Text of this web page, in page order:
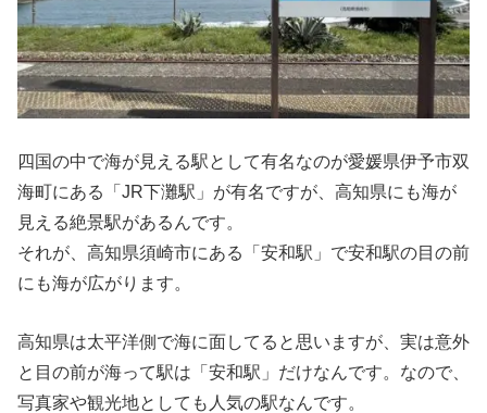
四国の中で海が見える駅として有名なのが愛媛県伊予市双
海町にある「JR下灘駅」が有名ですが、高知県にも海が
見える絶景駅があるんです。
それが、高知県須崎市にある「安和駅」で安和駅の目の前
にも海が広がります。
高知県は太平洋側で海に面してると思いますが、実は意外
と目の前が海って駅は「安和駅」だけなんです。なので、
写真家や観光地としても人気の駅なんです。